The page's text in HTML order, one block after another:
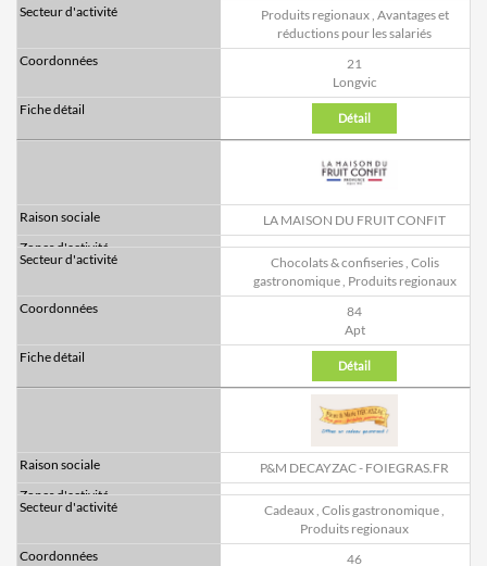
Produits regionaux, Avantages et
réductions pour les salariés
21
Longvic
Détail
LA MAISON DU FRUIT CONFIT
Chocolats & confiseries, Colis
gastronomique, Produits regionaux
84
Apt
Détail
P&M DECAYZAC - FOIEGRAS.FR
Cadeaux, Colis gastronomique,
Produits regionaux
46